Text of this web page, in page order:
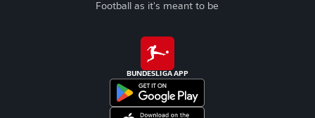
Football as it's meant to be
BUNDESLIGA APP